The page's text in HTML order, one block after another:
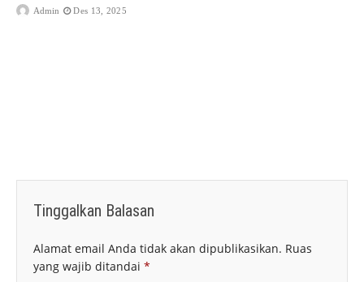
Admin Des 13, 2025
Tinggalkan Balasan
Alamat email Anda tidak akan dipublikasikan. Ruas
yang wajib ditandai *